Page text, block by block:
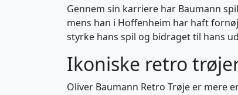
Gennem sin karriere har Baumann
mens han i Hoffenheim har haft
styrke hans spil og bidraget til hans
Ikoniske retro
Oliver Baumann Retro Trøje er mere